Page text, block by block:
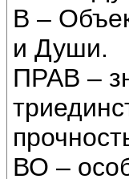
В –
и Души.
ПРАВ –
ВО –